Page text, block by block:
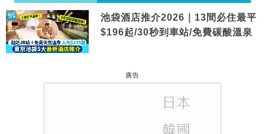
池袋酒店推介2026｜13間必住最平
$196起/30秒到車站/免費碳酸溫泉
廣告